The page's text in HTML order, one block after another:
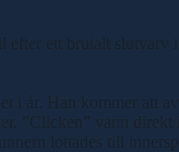
ett brutalt
i år. Han kommer att
”Clicken” vann direkt
lottades till